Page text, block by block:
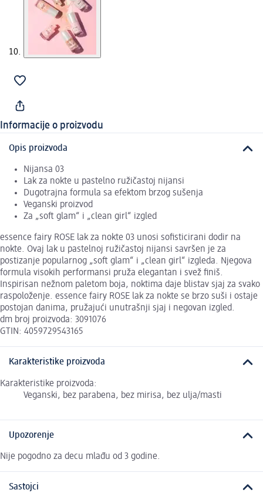
Informacije o proizvodu
Opis proizvoda
Nijansa 03
Lak za nokte u pastelno ružičastoj nijansi
Dugotrajna formula sa efektom brzog sušenja
Veganski proizvod
Za „soft glam“ i „clean girl“ izgled
essence fairy ROSE lak za nokte 03 unosi sofisticirani dodir na
nokte. Ovaj lak u pastelnoj ružičastoj nijansi savršen je za
postizanje popularnog „soft glam“ i „clean girl“ izgleda. Njegova
formula visokih performansi pruža elegantan i svež finiš.
Inspirisan nežnom paletom boja, noktima daje blistav sjaj za svako
raspoloženje. essence fairy ROSE lak za nokte se brzo suši i ostaje
postojan danima, pružajući unutrašnji sjaj i negovan izgled.
dm broj proizvoda: 3091076
GTIN: 4059729543165
Karakteristike proizvoda
Karakteristike proizvoda:
Veganski, bez parabena, bez mirisa, bez ulja/masti
Upozorenje
Nije pogodno za decu mlađu od 3 godine.
Sastojci